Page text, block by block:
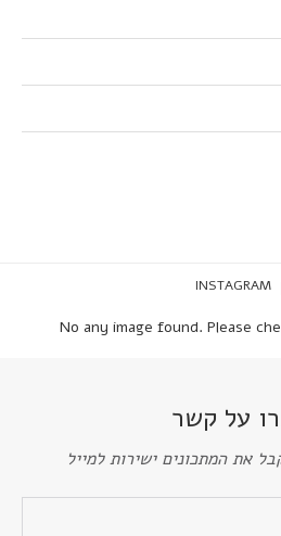
INSTAGRAM
No any image found. Please
על קשר
את המתכונים ישירות למייל